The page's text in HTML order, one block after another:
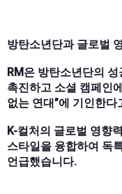
방탄소년단과 글로벌
RM은 방탄소년단의
촉진하고 소셜 캠페인
없는 연대”에 기인한
K-컬처의 글로벌 영향
스타일을 융합하여 독
언급했습니다.